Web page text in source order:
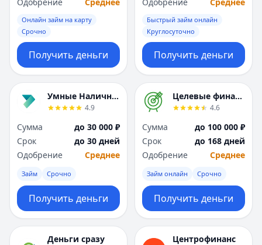
Онлайн займ на карту
Срочно
Получить деньги
Быстрый займ онлайн
Круглосуточно
Получить деньги
Умные Наличные
4.9
Сумма
до 30 000 ₽
Срок
до 30 дней
Одобрение
Среднее
Займ Срочно
Получить деньги
Целевые финансы
4.6
Сумма
до 100 000 ₽
Срок
до 168 дней
Одобрение
Среднее
Займ онлайн Срочно
Получить деньги
Деньги сразу Центрофинанс